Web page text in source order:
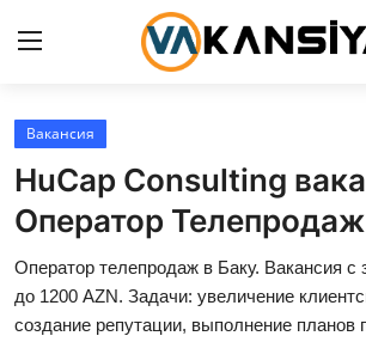
Login
Главная страница
Contact
Вакансия
HuCap Consulting
Оператор
Оператор телепродаж в Баку. Вакансия с
до 1200 AZN. Задачи: увеличение
создание репутации, выполнение планов